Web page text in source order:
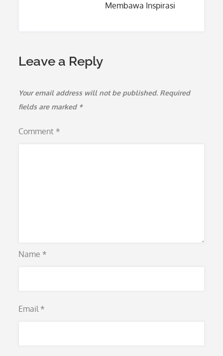
Membawa Inspirasi
Leave a Reply
Your email address will not be published. Required
fields are marked *
Comment *
Name *
Email *